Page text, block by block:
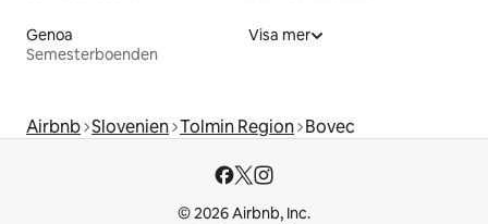
Genoa
Semesterboenden
Visa mer
Airbnb Slovenien Tolmin Region Bovec
© 2026 Airbnb, Inc.